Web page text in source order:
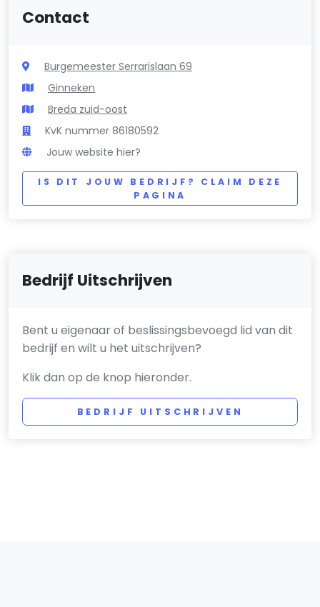
Contact
Burgemeester Serrarislaan 69
Ginneken
Breda zuid-oost
KvK nummer 86180592
Jouw website hier?
IS DIT JOUW BEDRIJF? CLAIM DEZE
PAGINA
Bedrijf Uitschrijven
Bent u eigenaar of beslissingsbevoegd lid van dit
bedrijf en wilt u het uitschrijven?
Klik dan op de knop hieronder.
BEDRIJF UITSCHRIJVEN